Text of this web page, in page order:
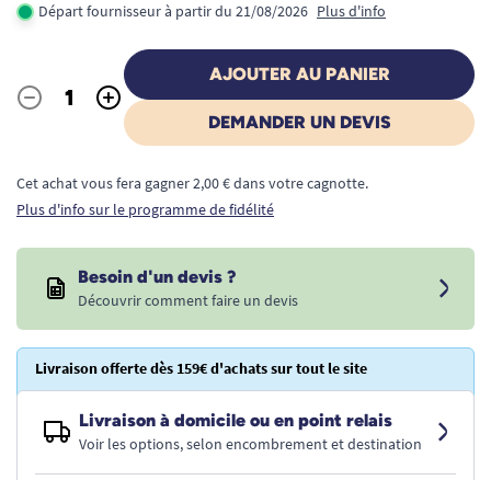
Départ fournisseur à partir du 21/08/2026 Plus d'info
Quantité
- +
AJOUTER AU PANIER
DEMANDER UN DEVIS
Cet achat vous fera gagner 2,00 € dans votre cagnotte.
Plus d'info sur le programme de fidélité
Besoin d'un devis ?
Découvrir comment faire un devis
Livraison offerte dès 159€ d'achats sur tout le site
Livraison à domicile ou en point relais
Voir les options, selon encombrement et destination